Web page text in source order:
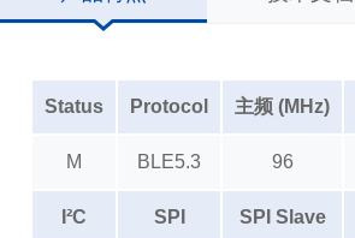
Status Protocol 主频 (MHz)
M BLE5.3 96
I²C SPI SPI Slave